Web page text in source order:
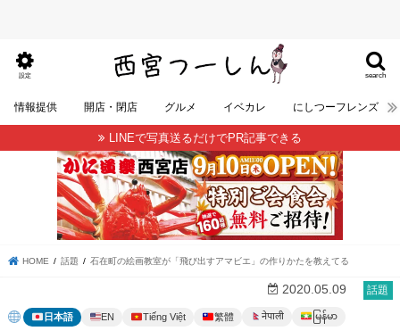
search
設定
情報提供 開店・閉店 グルメ イベカレ にしつーフレンズ
LINEで写真送るだけでPR記事できる
HOME 話題 石在町の絵画教室が「飛び出すアマビエ」の作りかたを教えてる
話題
2020.05.09
日本語 EN Tiếng Việt 繁體 नेपाली မြန်မာ